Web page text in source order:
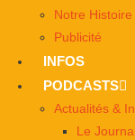
Notre Histoire
Publicité
INFOS
PODCASTS
Actualités &
Le